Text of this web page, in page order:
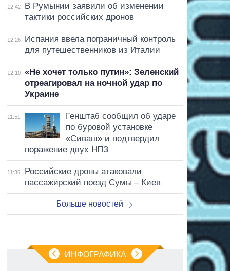
12:42
В Румынии заявили об изменении
тактики российских дронов
12:26
Испания ввела пограничный контроль
для путешественников из Италии
12:10
«Не хочет только путин»: Зеленский
отреагировал на ночной удар по
Украине
11:51
Генштаб сообщил об ударе
по буровой установке
«Сиваш» и подтвердил
поражение двух НПЗ
11:36
Российские дроны атаковали
пассажирский поезд Сумы – Киев
Больше новостей
ИНФОГРАФИКА